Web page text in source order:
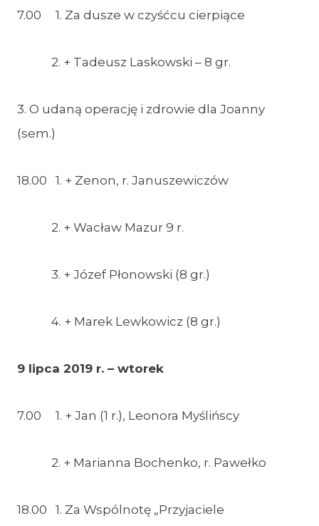
7.00 1. Za dusze w czyśćcu cierpiące
2. + Tadeusz Laskowski – 8 gr.
3. O udaną operację i zdrowie dla Joanny
(sem.)
18.00 1. + Zenon, r. Januszewiczów
2. + Wacław Mazur 9 r.
3. + Józef Płonowski (8 gr.)
4. + Marek Lewkowicz (8 gr.)
9 lipca 2019 r. – wtorek
7.00 1. + Jan (1 r.), Leonora Myślińscy
2. + Marianna Bochenko, r. Pawełko
18.00 1. Za Wspólnotę „Przyjaciele